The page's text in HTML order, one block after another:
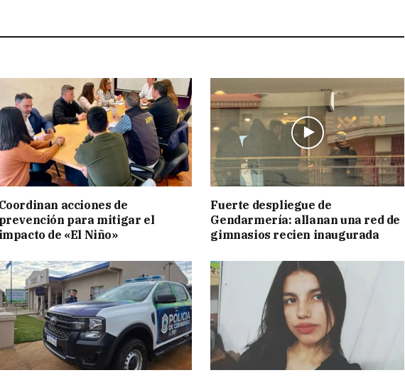
Coordinan acciones de
prevención para mitigar el
impacto de «El Niño»
Fuerte despliegue de
Gendarmería: allanan una red de
gimnasios recien inaugurada